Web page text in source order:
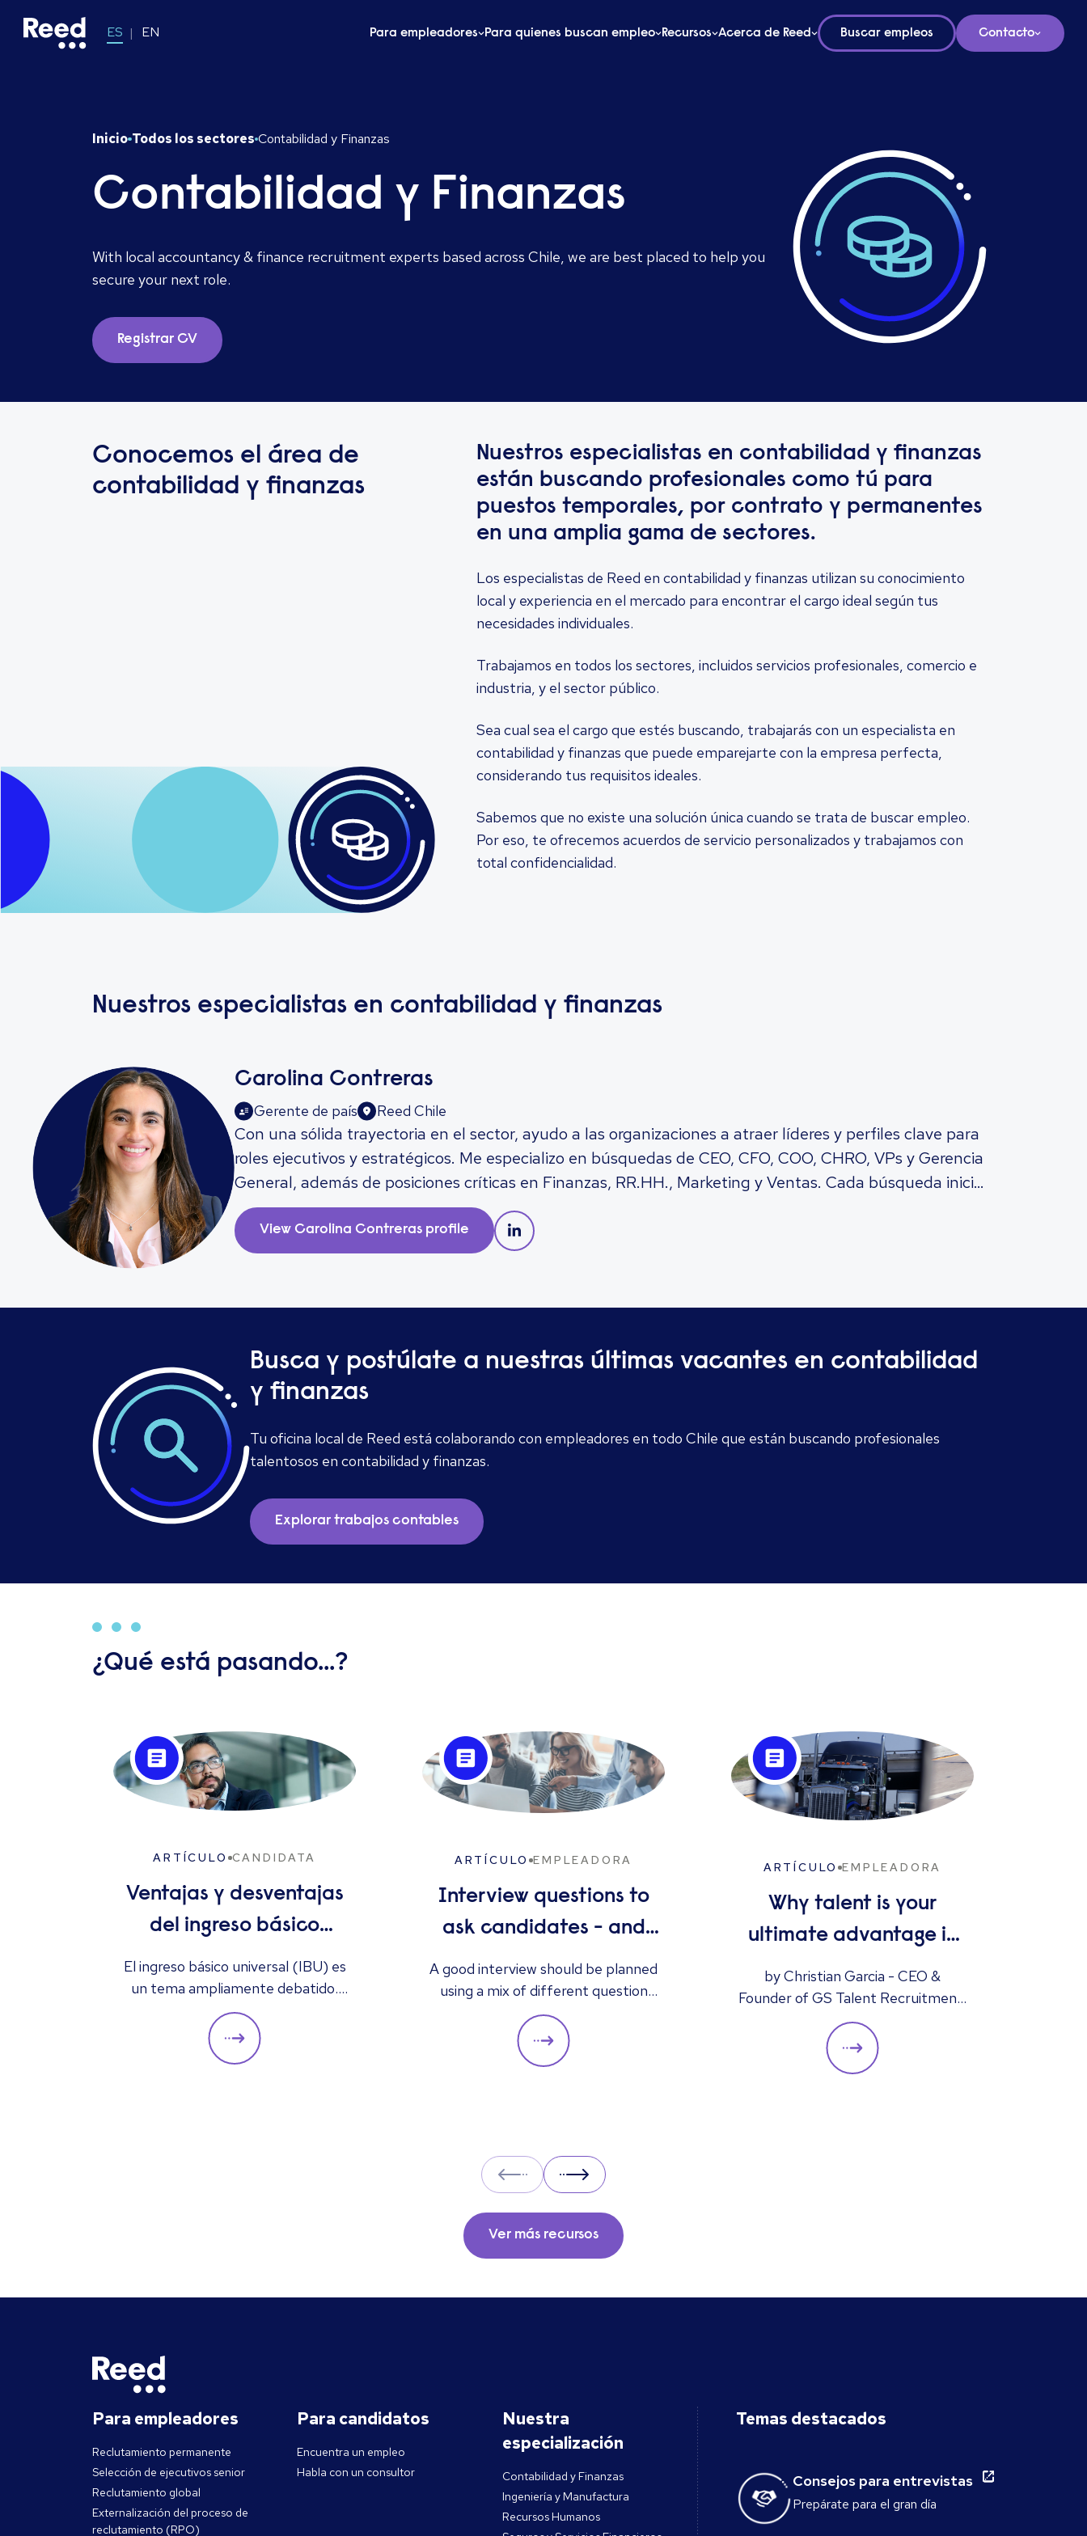
ES EN Para empleadores Para quienes buscan empleo Recursos Acerca de Reed Buscar empleos Contacto
Inicio Todos los sectores Contabilidad y Finanzas
Contabilidad y Finanzas
With local accountancy & finance recruitment experts based across Chile, we are best placed to help you
secure your next role.
Registrar CV
Conocemos el área de
contabilidad y finanzas
Nuestros especialistas en contabilidad y finanzas
están buscando profesionales como tú para
puestos temporales, por contrato y permanentes
en una amplia gama de sectores.
Los especialistas de Reed en contabilidad y finanzas utilizan su conocimiento
local y experiencia en el mercado para encontrar el cargo ideal según tus
necesidades individuales.
Trabajamos en todos los sectores, incluidos servicios profesionales, comercio e
industria, y el sector público.
Sea cual sea el cargo que estés buscando, trabajarás con un especialista en
contabilidad y finanzas que puede emparejarte con la empresa perfecta,
considerando tus requisitos ideales.
Sabemos que no existe una solución única cuando se trata de buscar empleo.
Por eso, te ofrecemos acuerdos de servicio personalizados y trabajamos con
total confidencialidad.
Nuestros especialistas en contabilidad y finanzas
Carolina Contreras
Gerente de país Reed Chile
Con una sólida trayectoria en el sector, ayudo a las organizaciones a atraer líderes y perfiles clave para
roles ejecutivos y estratégicos. Me especializo en búsquedas de CEO, CFO, COO, CHRO, VPs y Gerencia
General, además de posiciones críticas en Finanzas, RR.HH., Marketing y Ventas. Cada búsqueda inicia
con un profundo entendimiento del negocio, su cultura y objetivos. Luego activo una red confiable,
gestiono procesos rigurosos y entrego resultados con precisión. Mi enfoque es personal, transparente y
a medida. Creo en construir relaciones duraderas y representar a clientes y candidatos con integridad y
View Carolina Contreras profile
Busca y postúlate a nuestras últimas vacantes en contabilidad
y finanzas
Tu oficina local de Reed está colaborando con empleadores en todo Chile que están buscando profesionales
talentosos en contabilidad y finanzas.
Explorar trabajos contables
¿Qué está pasando...?
ARTÍCULO CANDIDATA
Ventajas y desventajas
del ingreso básico
universal: ¿solución al
desempleo o
demasiado costoso?
El ingreso básico universal (IBU) es
un tema ampliamente debatido.
¿Podría ser la solución al
desempleo, la inestabilidad
económica y la pobreza, o es
ARTÍCULO EMPLEADORA
Interview questions to
ask candidates - and
what their answers
mean
A good interview should be planned
using a mix of different question
types. They should always be
adapted to the specific qualities
you’d like a candidate to show
team. Here is a selection of the
main types of questions to ask
when interviewing.
ARTÍCULO EMPLEADORA
Why talent is your
ultimate advantage in
freight & logistics sales
by Christian Garcia - CEO &
Founder of GS Talent Recruitment,
part of the Reed Group
Prev Next
Ver más recursos
Para empleadores
Reclutamiento permanente
Selección de ejecutivos senior
Reclutamiento global
Externalización del proceso de
reclutamiento (RPO)
Para candidatos
Encuentra un empleo
Habla con un consultor
Nuestra
especialización
Contabilidad y Finanzas
Ingeniería y Manufactura
Recursos Humanos
Temas destacados
Consejos para entrevistas
Prepárate para el gran día